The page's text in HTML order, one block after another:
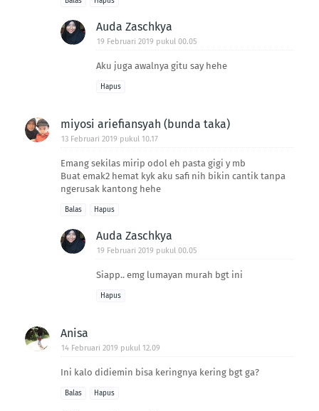
Auda Zaschkya
19 Februari 2019 pukul 00.05
Aku juga awalnya gitu say hehe
Hapus
miyosi ariefiansyah (bunda taka)
13 Februari 2019 pukul 10.17
Emang sekilas mirip odol eh pasta gigi y mb
Buat emak2 hemat kyk aku safi nih bikin cantik tanpa
ngerusak kantong hehe
Balas Hapus
Auda Zaschkya
19 Februari 2019 pukul 00.05
Siapp.. emg lumayan murah bgt ini
Hapus
Anisa
14 Februari 2019 pukul 12.09
Ini kalo didiemin bisa keringnya kering bgt ga?
Balas Hapus